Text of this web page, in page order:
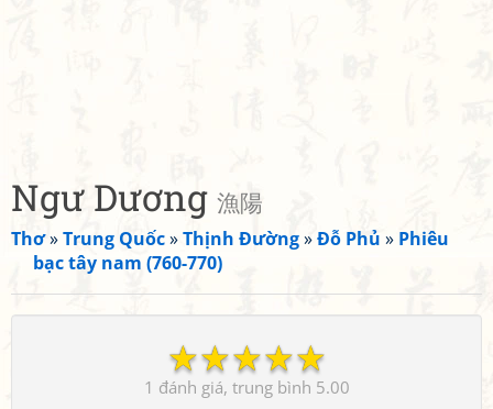
Ngư Dương 漁陽
Thơ»Trung Quốc»Thịnh Đường»Đỗ Phủ » Phiêu
bạc tây nam (760-770)
☆
☆
☆
☆
☆
1 5.00